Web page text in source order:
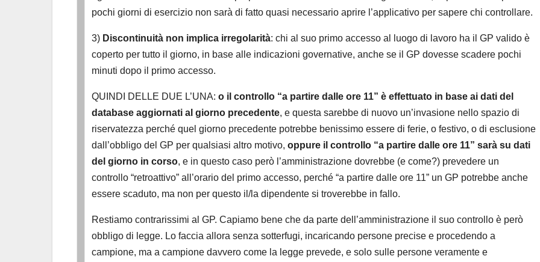
pochi giorni di esercizio non sarà di fatto quasi necessario aprire l’applicativo per sapere chi controllare.
3) Discontinuità non implica irregolarità: chi al suo primo accesso al luogo di lavoro ha il GP valido è
coperto per tutto il giorno, in base alle indicazioni governative, anche se il GP dovesse scadere pochi
minuti dopo il primo accesso.
QUINDI DELLE DUE L’UNA: o il controllo “a partire dalle ore 11” è effettuato in base ai dati del
database aggiornati al giorno precedente, e questa sarebbe di nuovo un’invasione nello spazio di
riservatezza perché quel giorno precedente potrebbe benissimo essere di ferie, o festivo, o di esclusione
dall’obbligo del GP per qualsiasi altro motivo, oppure il controllo “a partire dalle ore 11” sarà su dati
del giorno in corso, e in questo caso però l’amministrazione dovrebbe (e come?) prevedere un
controllo “retroattivo” all’orario del primo accesso, perché “a partire dalle ore 11” un GP potrebbe anche
essere scaduto, ma non per questo il/la dipendente si troverebbe in fallo.
Restiamo contrarissimi al GP. Capiamo bene che da parte dell’amministrazione il suo controllo è però
obbligo di legge. Lo faccia allora senza sotterfugi, incaricando persone precise e procedendo a
campione, ma a campione davvero come la legge prevede, e solo sulle persone veramente e